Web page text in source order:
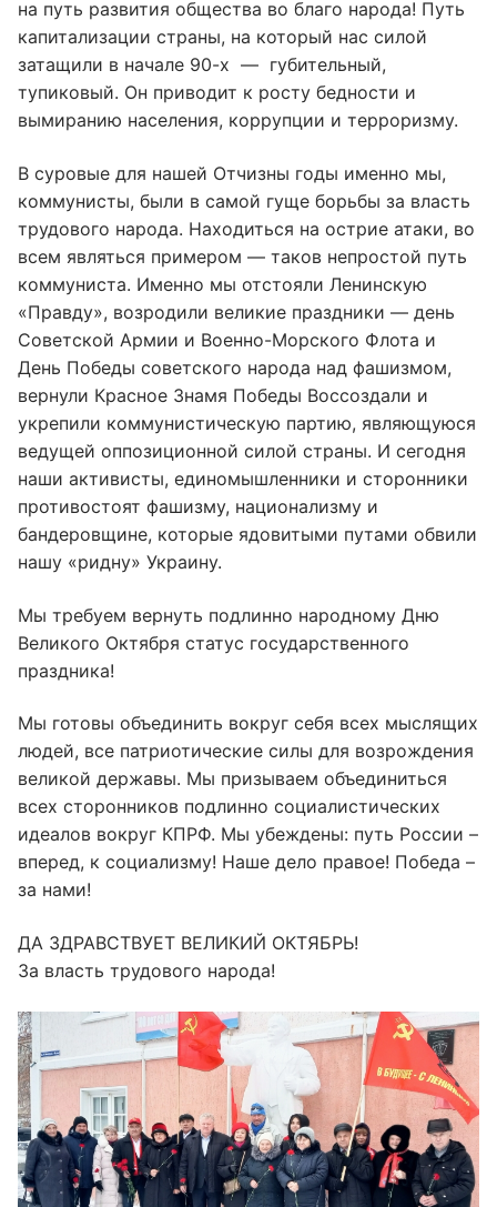
на путь развития общества во благо народа! Путь
капитализации страны, на который нас силой
затащили в начале 90-х — губительный,
тупиковый. Он приводит к росту бедности и
вымиранию населения, коррупции и терроризму.
В суровые для нашей Отчизны годы именно мы,
коммунисты, были в самой гуще борьбы за власть
трудового народа. Находиться на острие атаки, во
всем являться примером — таков непростой путь
коммуниста. Именно мы отстояли Ленинскую
«Правду», возродили великие праздники — день
Советской Армии и Военно-Морского Флота и
День Победы советского народа над фашизмом,
вернули Красное Знамя Победы Воссоздали и
укрепили коммунистическую партию, являющуюся
ведущей оппозиционной силой страны. И сегодня
наши активисты, единомышленники и сторонники
противостоят фашизму, национализму и
бандеровщине, которые ядовитыми путами обвили
нашу «ридну» Украину.
Мы требуем вернуть подлинно народному Дню
Великого Октября статус государственного
праздника!
Мы готовы объединить вокруг себя всех мыслящих
людей, все патриотические силы для возрождения
великой державы. Мы призываем объединиться
всех сторонников подлинно социалистических
идеалов вокруг КПРФ. Мы убеждены: путь России –
вперед, к социализму! Наше дело правое! Победа –
за нами!
ДА ЗДРАВСТВУЕТ ВЕЛИКИЙ ОКТЯБРЬ!
За власть трудового народа!